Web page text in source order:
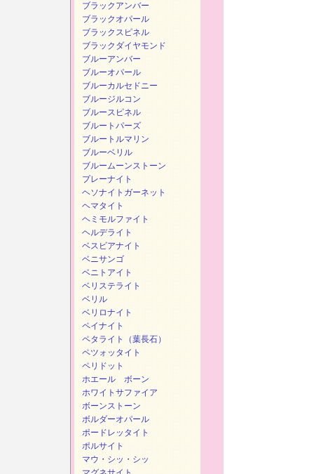
ブラックアンバー
ブラックオパール
ブラックスピネル
ブラックダイヤモンド
ブルーアンバー
ブルーオパール
ブルーカルセドニー
ブルージルコン
ブルースピネル
ブルートパーズ
ブルートルマリン
ブルーベリル
ブルームーンストーン
プレーナイト
ヘソナイトガーネット
ヘマタイト
ヘミモルファイト
ヘルデライト
ベスビアナイト
ベニサンゴ
ベニトアイト
ベリステライト
ベリル
ベリロナイト
ペイナイト
ペタライト（葉長石）
ペツォッタイト
ペリドット
ホエール ボーン
ホワイトサファイア
ボーンストーン
ボルダーオパール
ポードレッタイト
ポルサイト
マウ・シッ・シッ